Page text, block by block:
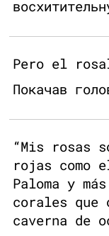
Pero el
Покачав
“Mis rosas
rojas como
Paloma y
corales que
caverna de